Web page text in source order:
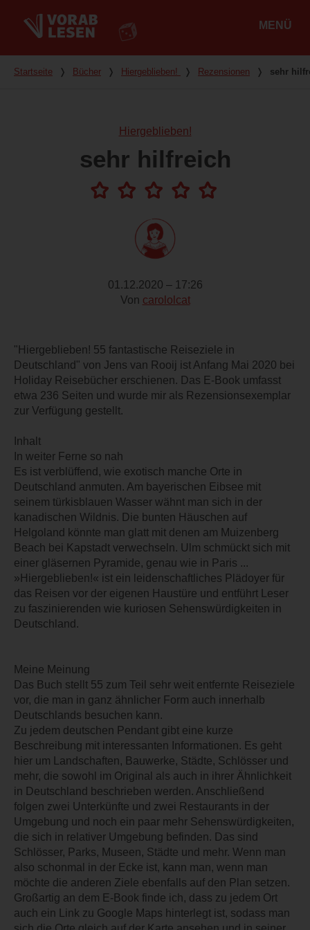
MENÜ
Du bist hier
Startseite ❭ Bücher ❭ Hiergeblieben! ❭ Rezensionen ❭ sehr
Hiergeblieben!
sehr hilfreich
01.12.2020 – 17:26
Von carololcat
"Hiergeblieben! 55 fantastische Reiseziele in
Deutschland" von Jens van Rooij ist Anfang Mai 2020 bei
Holiday Reisebücher erschienen. Das E-Book umfasst
etwa 236 Seiten und wurde mir als Rezensionsexemplar
zur Verfügung gestellt.
Inhalt
In weiter Ferne so nah
Es ist verblüffend, wie exotisch manche Orte in
Deutschland anmuten. Am bayerischen Eibsee mit
seinem türkisblauen Wasser wähnt man sich in der
kanadischen Wildnis. Die bunten Häuschen auf
Helgoland könnte man glatt mit denen am Muizenberg
Beach bei Kapstadt verwechseln. Ulm schmückt sich mit
einer gläsernen Pyramide, genau wie in Paris ...
»Hiergeblieben!« ist ein leidenschaftliches Plädoyer für
das Reisen vor der eigenen Haustüre und entführt Leser
zu faszinierenden wie kuriosen Sehenswürdigkeiten in
Deutschland.
Meine Meinung
Das Buch stellt 55 zum Teil sehr weit entfernte Reiseziele
vor, die man in ganz ähnlicher Form auch innerhalb
Deutschlands besuchen kann.
Zu jedem deutschen Pendant gibt eine kurze
Beschreibung mit interessanten Informationen. Es geht
hier um Landschaften, Bauwerke, Städte, Schlösser und
mehr, die sowohl im Original als auch in ihrer Ähnlichkeit
in Deutschland beschrieben werden. Anschließend
folgen zwei Unterkünfte und zwei Restaurants in der
Umgebung und noch ein paar mehr Sehenswürdigkeiten,
die sich in relativer Umgebung befinden. Das sind
Schlösser, Parks, Museen, Städte und mehr. Wenn man
also schonmal in der Ecke ist, kann man, wenn man
möchte die anderen Ziele ebenfalls auf den Plan setzen.
Großartig an dem E-Book finde ich, dass zu jedem Ort
auch ein Link zu Google Maps hinterlegt ist, sodass man